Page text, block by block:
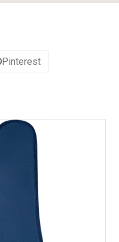
Pinterest